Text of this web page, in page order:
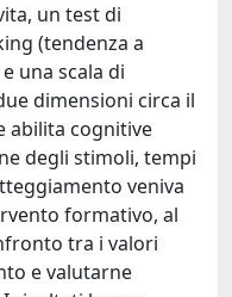
un test di
(tendenza a
una scala di
dimensioni circa il
abilita cognitive
degli stimoli, tempi
veniva
formativo, al
tra i valori
e valutarne